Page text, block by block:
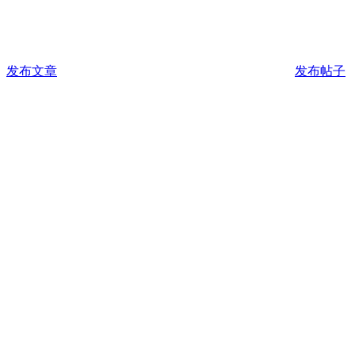
发布文章 发布帖子